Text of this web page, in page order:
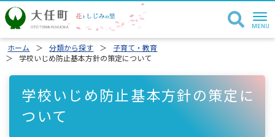
ホーム 分類から探す
子育て・教育
学校いじめ防止基本方針の策定について
学校いじめ防止基本方針の策定に
ついて